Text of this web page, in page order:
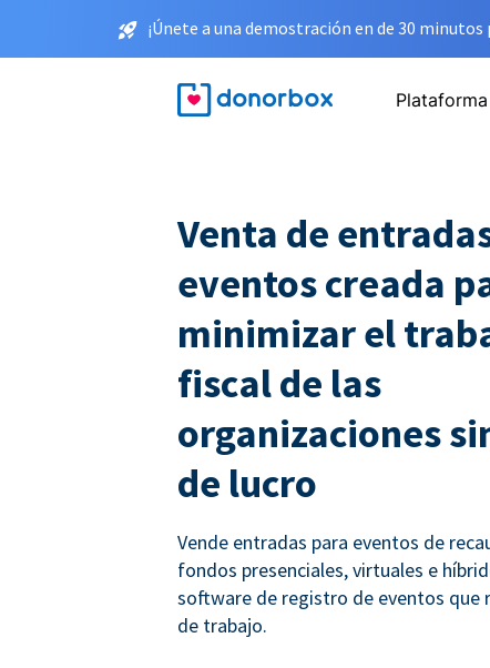
¡Únete a una demostración en de 30
Plataforma
Venta de
eventos creada
minimizar el
fiscal de las
organizaciones
de lucro
Vende entradas para eventos de
fondos presenciales, virtuales e
software de registro de eventos que
de trabajo.